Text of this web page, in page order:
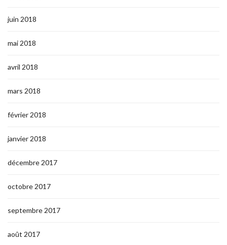
juin 2018
mai 2018
avril 2018
mars 2018
février 2018
janvier 2018
décembre 2017
octobre 2017
septembre 2017
août 2017